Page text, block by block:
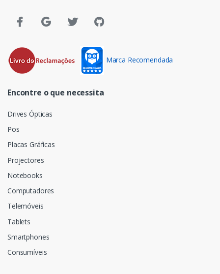
Marca Recomendada
Encontre o que necessita
Drives Ópticas
Pos
Placas Gráficas
Projectores
Notebooks
Computadores
Telemóveis
Tablets
Smartphones
Consumíveis